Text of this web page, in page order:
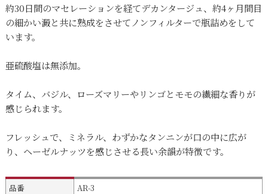
約30日間のマセレーションを経てデカンタージュ、約4ヶ月間目
の細かい澱と共に熟成をさせてノンフィルターで瓶詰めをして
います。
亜硫酸塩は無添加。
タイム、バジル、ローズマリーやリンゴとモモの繊細な香りが
感じられます。
フレッシュで、ミネラル、わずかなタンニンが口の中に広が
り、ヘーゼルナッツを感じさせる長い余韻が特徴です。
品番
AR-3